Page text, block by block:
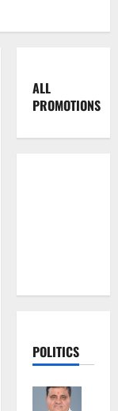
ALL
PROMOTIONS
POLITICS